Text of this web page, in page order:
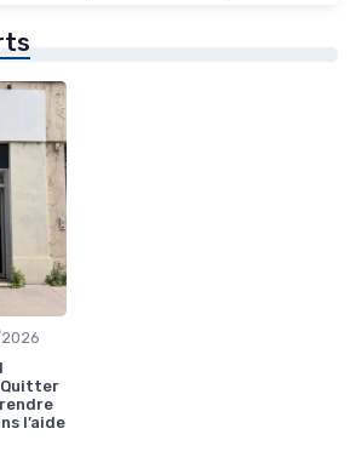
Quitter
l’aide